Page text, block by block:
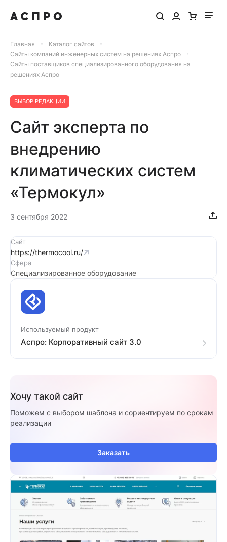
Главная
Каталог сайтов
Сайты компаний инженерных систем на решениях Аспро
Сайты поставщиков специализированного оборудования на
решениях Аспро
ВЫБОР РЕДАКЦИИ
Сайт эксперта по
внедрению
климатических систем
«Термокул»
3 сентября 2022
Сайт
https://thermocool.ru/
Сфера
Специализированное оборудование
Используемый продукт
Аспро: Корпоративный сайт 3.0
Хочу такой сайт
Поможем с выбором шаблона и сориентируем по срокам
реализации
Заказать